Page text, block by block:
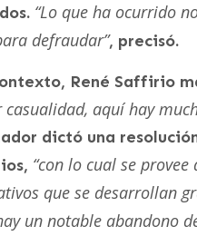
“Lo que ha ocurrido
defraudar”, precisó.
René Saffirio
aquí hay
dictó una
“con lo cual se
que se desarrollan
un notable abandono